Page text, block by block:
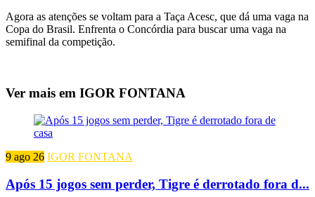
Agora as atenções se voltam para a Taça Acesc, que dá uma vaga na
Copa do Brasil. Enfrenta o Concórdia para buscar uma vaga na
semifinal da competição.
Ver mais em IGOR FONTANA
9 ago 26 IGOR FONTANA
Após 15 jogos sem perder, Tigre é derrotado fora d...